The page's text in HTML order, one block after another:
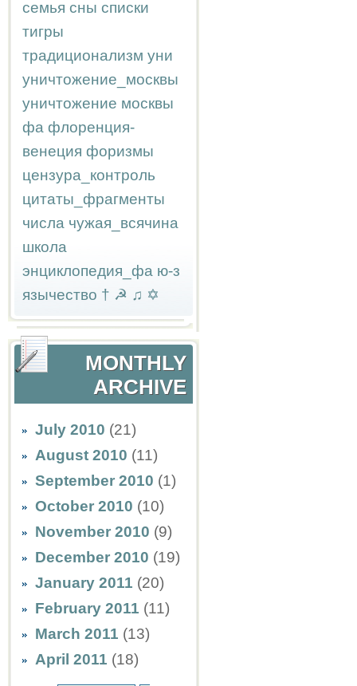
семья сны списки
тигры
традиционализм уни
уничтожение_москвы
уничтожение москвы
фа флоренция-
венеция форизмы
цензура_контроль
цитаты_фрагменты
числа чужая_всячина
школа
энциклопедия_фа ю-з
язычество † ☭ ♫ ✡
MONTHLY
ARCHIVE
July 2010 (21)
August 2010 (11)
September 2010 (1)
October 2010 (10)
November 2010 (9)
December 2010 (19)
January 2011 (20)
February 2011 (11)
March 2011 (13)
April 2011 (18)